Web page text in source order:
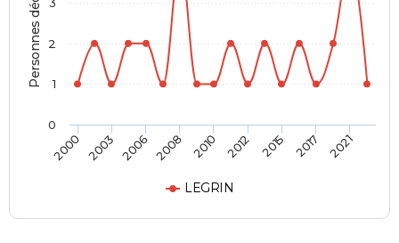
LEGRIN
2000 2003 2006 2008 2010 2012 2015 2017 2021
0
1
2
3